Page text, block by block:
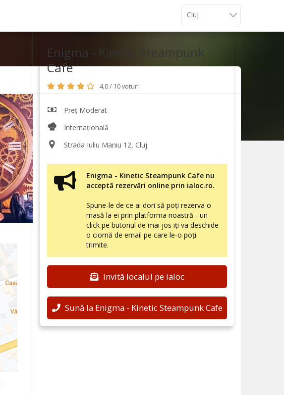
Enigma - Kinetic Steampunk
Cafe
4,0 / 10 voturi
Preț Moderat
Internațională
Strada Iuliu Maniu 12, Cluj
Enigma - Kinetic Steampunk Cafe nu
acceptă rezervări online prin ialoc.ro.
Spune-le de ce ai dori să poți rezerva o
masă la ei prin platforma noastră - un
click pe butonul de mai jos iți va deschide
o ciornă de email pe care le-o poți
trimite.
Invită localul pe ialoc
Sună la Enigma - Kinetic Steampunk Cafe